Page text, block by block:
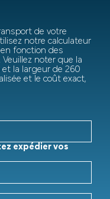
de votre
notre calculateur
fonction des
noter que la
la largeur de 260
et le coût exact,
expédier vos